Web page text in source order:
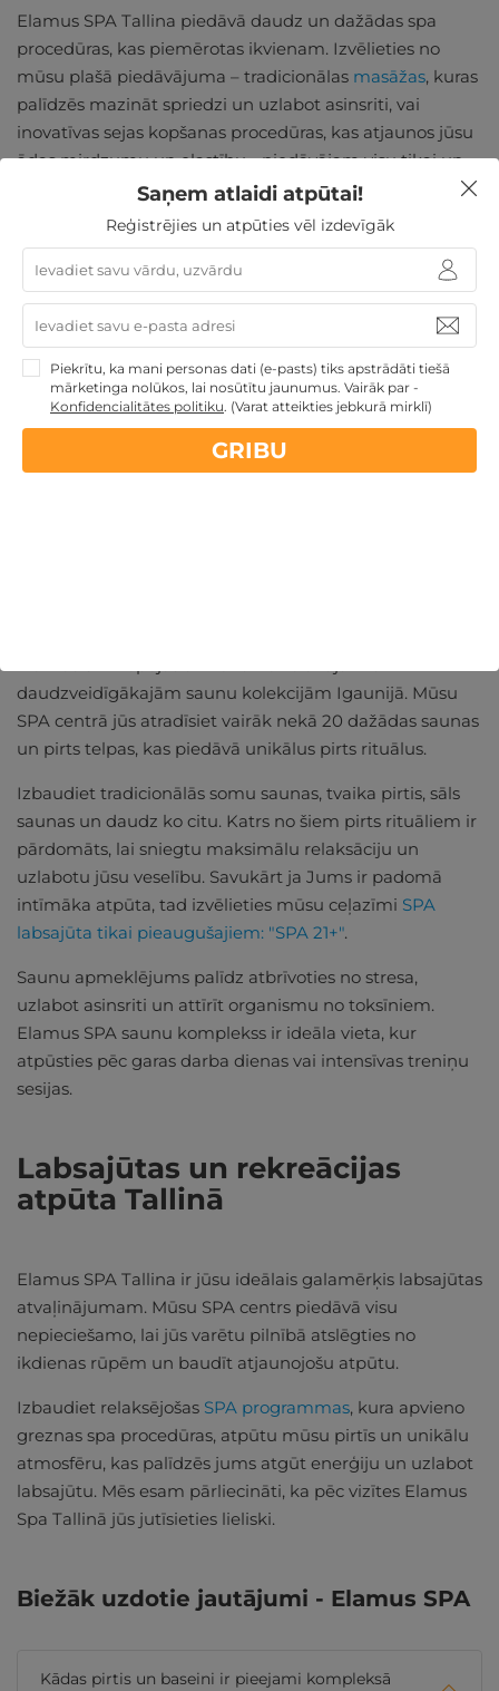
Elamus SPA Tallina piedāvā daudz un dažādas spa
procedūras, kas piemērotas ikvienam. Izvēlieties no
mūsu plašā piedāvājuma – tradicionālas masāžas, kuras
palīdzēs mazināt spriedzi un uzlabot asinsriti, vai
inovatīvas sejas kopšanas procedūras, kas atjaunos jūsu
ādas mirdzumu un elastību - piedāvājam visu tikai un
vienīgi Jūsu labsajūtai.
Katru procedūru veic pieredzējuši speciālisti, kuri
izmanto tikai augstākās kvalitātes produktus. Ja
meklējat patiesi īpašu baudījumu, mūsu ekskluzīvie
SPA rituāli ir paredzēti tieši jums. Tie apvieno vairākas
procedūras vienā, radot holistisku pieeju jūsu labsajūtas
uzlabošanai.
daudzveidīgākajām saunu kolekcijām Igaunijā. Mūsu
SPA centrā jūs atradīsiet vairāk nekā 20 dažādas saunas
un pirts telpas, kas piedāvā unikālus pirts rituālus.
Izbaudiet tradicionālās somu saunas, tvaika pirtis, sāls
saunas un daudz ko citu. Katrs no šiem pirts rituāliem ir
pārdomāts, lai sniegtu maksimālu relaksāciju un
uzlabotu jūsu veselību. Savukārt ja Jums ir padomā
intīmāka atpūta, tad izvēlieties mūsu ceļazīmi SPA
labsajūta tikai pieaugušajiem: "SPA 21+".
Saunu apmeklējums palīdz atbrīvoties no stresa,
uzlabot asinsriti un attīrīt organismu no toksīniem.
Elamus SPA saunu komplekss ir ideāla vieta, kur
atpūsties pēc garas darba dienas vai intensīvas treniņu
sesijas.
Labsajūtas un rekreācijas
atpūta Tallinā
Elamus SPA Tallina ir jūsu ideālais galamērķis labsajūtas
atvaļinājumam. Mūsu SPA centrs piedāvā visu
nepieciešamo, lai jūs varētu pilnībā atslēgties no
ikdienas rūpēm un baudīt atjaunojošu atpūtu.
Izbaudiet relaksējošas SPA programmas, kura apvieno
greznas spa procedūras, atpūtu mūsu pirtīs un unikālu
atmosfēru, kas palīdzēs jums atgūt enerģiju un uzlabot
labsajūtu. Mēs esam pārliecināti, ka pēc vizītes Elamus
Spa Tallinā jūs jutīsieties lieliski.
Biežāk uzdotie jautājumi - Elamus SPA
Kādas pirtis un baseini ir pieejami kompleksā
Saņem atlaidi atpūtai!
Reģistrējies un atpūties vēl izdevīgāk
Piekrītu, ka mani personas dati (e-pasts) tiks apstrādāti tiešā
mārketinga nolūkos, lai nosūtītu jaunumus. Vairāk par -
Konfidencialitātes politiku. (Varat atteikties jebkurā mirklī)
GRIBU